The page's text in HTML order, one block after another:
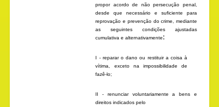
propor acordo de não persecução penal,
desde que necessário e suficiente para
reprovação e prevenção do crime, mediante
as seguintes condições ajustadas
cumulativa e alternativamente:
I - reparar o dano ou restituir a coisa à
vítima, exceto na impossibilidade de
fazê-lo;
II - renunciar voluntariamente a bens e
direitos indicados pelo